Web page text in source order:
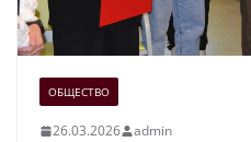
ОБЩЕСТВО
26.03.2026 admin